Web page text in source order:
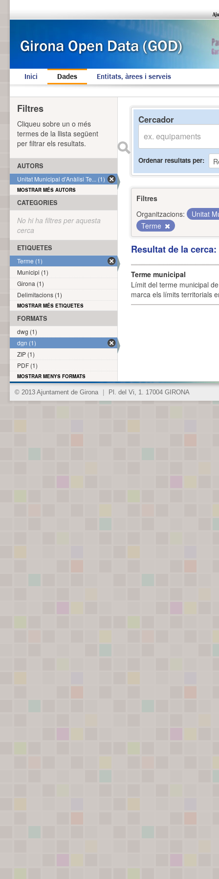
Inici Dades Entitats, àrees i serveis
Cercador
Ordenar resultats per
Filtres
Organitzacions:
Unitat
Terme
Resultat de la
Terme municipal
Límit del terme municipal
marca els límits territorials
Filtres
Cliqueu sobre un o més
termes de la llista següent
per filtrar els resultats.
AUTORS
Unitat Municipal d'Anàlisi Te... (1)
MOSTRAR MÉS AUTORS
CATEGORIES
No hi ha filtres per aquesta
cerca
ETIQUETES
Terme (1)
Municipi (1)
Girona (1)
Delimitacions (1)
MOSTRAR MÉS ETIQUETES
FORMATS
dwg (1)
dgn (1)
ZIP (1)
PDF (1)
MOSTRAR MENYS FORMATS
© 2013 Ajuntament de Girona Pl. del Vi, 1. 17004 GIRONA